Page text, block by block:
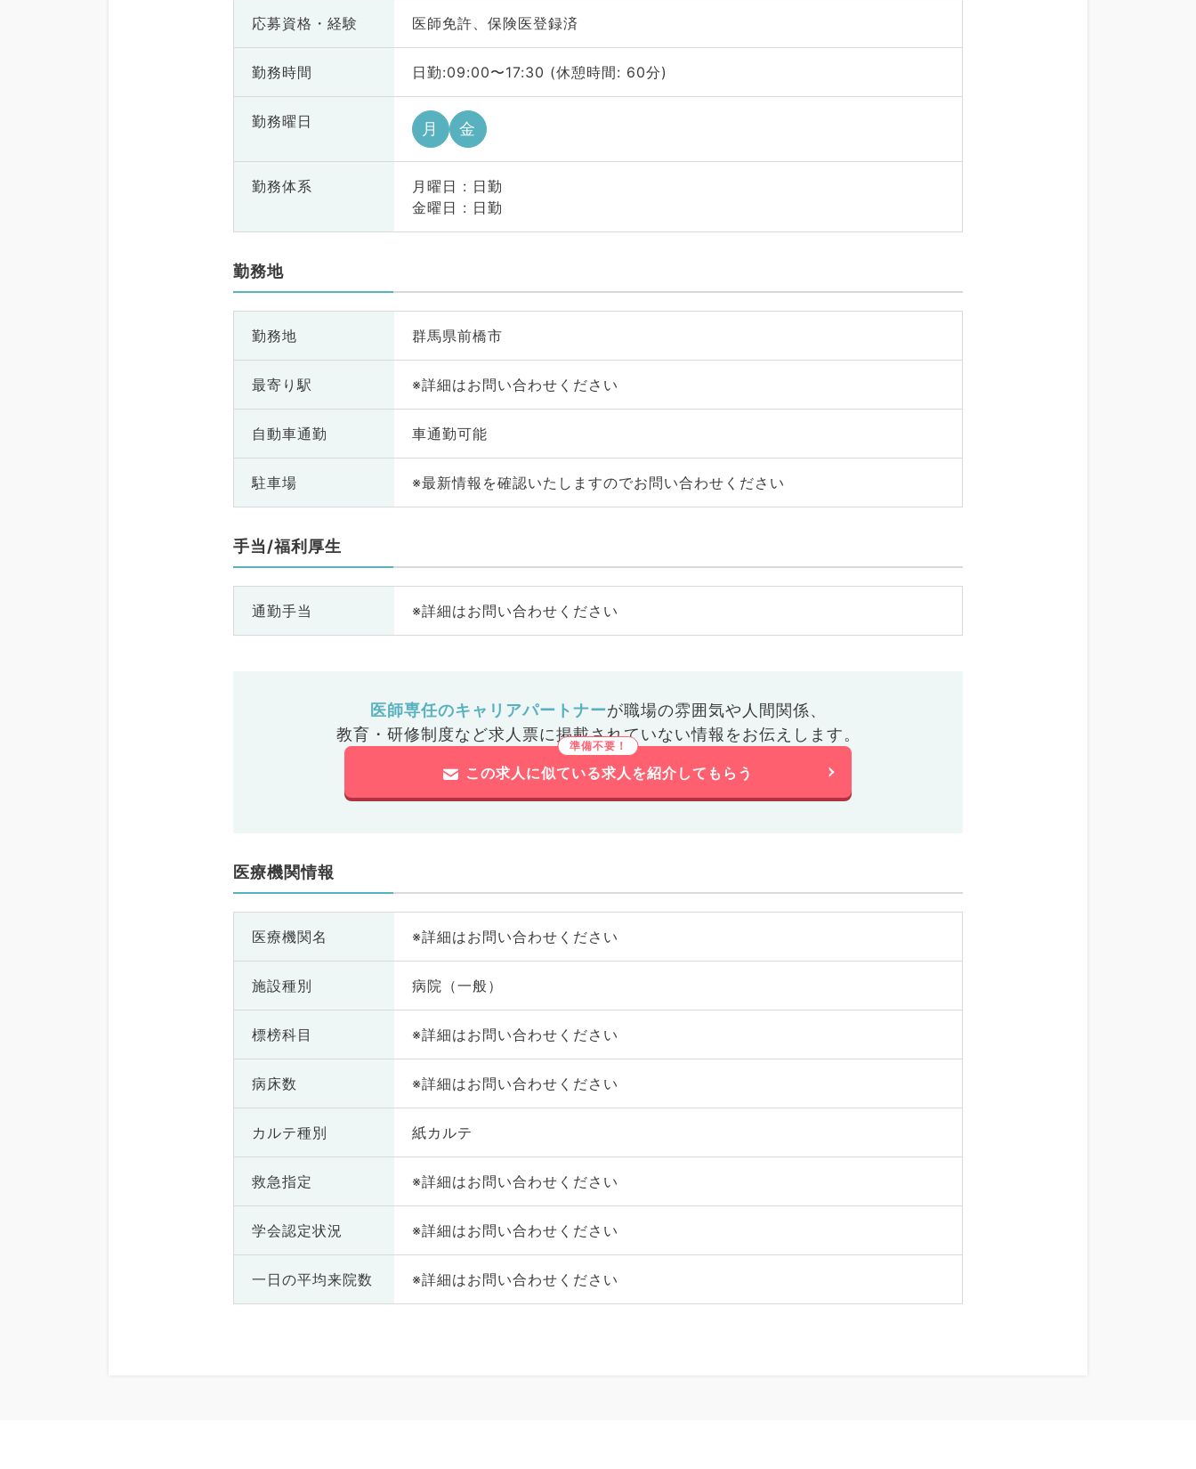
応募資格・ 経験 医師免許、保険医登録済
勤務時間 日勤:09:00〜17:30 (休憩時間: 60分)
勤務曜日 月 金
勤務体系
月曜日 : 日勤
金曜日 : 日勤
勤務地
勤務地 群馬県前橋市
最寄り駅 ※詳細はお問い合わせください
自動車通勤 車通勤可能
駐車場 ※最新情報を確認いたしますのでお問い合わせください
手当/福利厚生
通勤手当 ※詳細はお問い合わせください
医師専任のキャリアパートナーが職場の雰囲気や人間関係、
教育・研修制度など求人票に掲載されていない情報をお伝えします。
この求人に似ている求人を紹介してもらう
医療機関情報
医療機関名 ※詳細はお問い合わせください
施設種別 病院（一般）
標榜科目 ※詳細はお問い合わせください
病床数 ※詳細はお問い合わせください
カルテ種別 紙カルテ
救急指定 ※詳細はお問い合わせください
学会認定状況 ※詳細はお問い合わせください
一日の平均来院数 ※詳細はお問い合わせください